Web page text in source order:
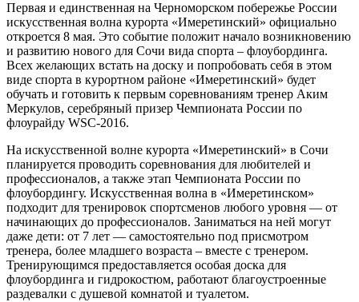
Первая и единственная на Черноморском побережье России
искусственная волна курорта «Имеретинский» официально
откроется 8 мая. Это событие положит начало возникновению
и развитию нового для Сочи вида спорта – флоубординга.
Всех желающих встать на доску и попробовать себя в этом
виде спорта в курортном районе «Имеретинский» будет
обучать и готовить к первым соревнованиям тренер Аким
Меркулов, серебряный призер Чемпионата России по
флоурайду WSC-2016.
На искусственной волне курорта «Имеретинский» в Сочи
планируется проводить соревнования для любителей и
профессионалов, а также этап Чемпионата России по
флоубордингу. Искусственная волна в «Имеретинском»
подходит для тренировок спортсменов любого уровня — от
начинающих до профессионалов. Заниматься на ней могут
даже дети: от 7 лет — самостоятельно под присмотром
тренера, более младшего возраста – вместе с тренером.
Тренирующимся предоставляется особая доска для
флоубординга и гидрокостюм, работают благоустроенные
раздевалки с душевой комнатой и туалетом.